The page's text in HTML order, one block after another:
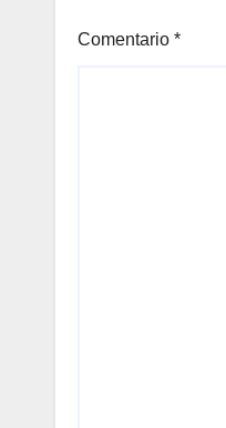
Comentario *